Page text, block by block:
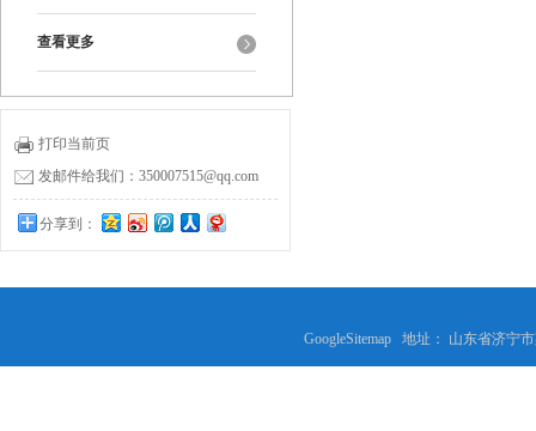
查看更多
打印当前页
发邮件给我们：350007515@qq.com
分享到：
GoogleSitemap 地址： 山东省济宁